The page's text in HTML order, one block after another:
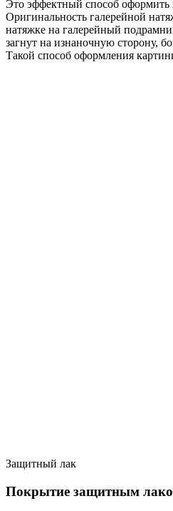
Это эффектный способ оформить
Оригинальность галерейной
натяжке на галерейный
загнут на изнаночную сторону,
Такой способ оформления
Защитный лак
Покрытие защитным